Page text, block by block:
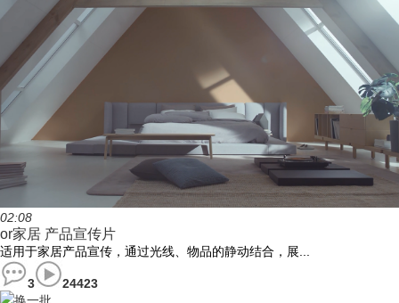
02:08
or家居 产品宣传片
适用于家居产品宣传，通过光线、物品的静动结合，展...
3
24423